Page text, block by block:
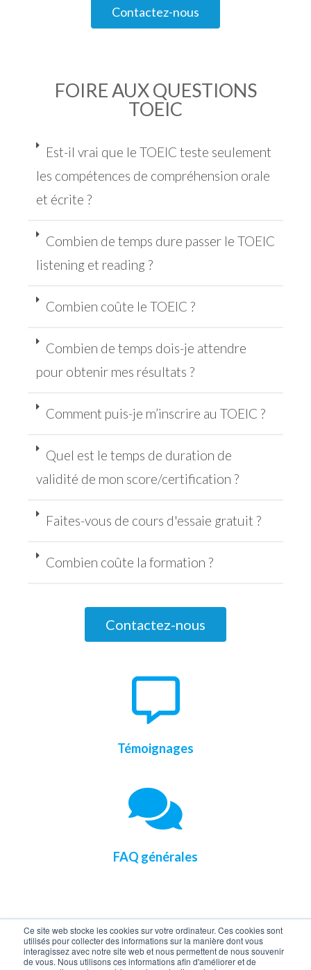
Ce site web stocke les cookies sur votre ordinateur. Ces cookies sont
utilisés pour collecter des informations sur la manière dont vous
interagissez avec notre site web et nous permettent de nous souvenir
de vous. Nous utilisons ces informations afin d'améliorer et de
Contactez-nous
FOIRE AUX QUESTIONS
TOEIC
Est-il vrai que le TOEIC teste seulement
les compétences de compréhension orale
et écrite ?
Combien de temps dure passer le TOEIC
listening et reading ?
Combien coûte le TOEIC ?
Combien de temps dois-je attendre
pour obtenir mes résultats ?
Comment puis-je m’inscrire au TOEIC ?
Quel est le temps de duration de
validité de mon score/certification ?
Faites-vous de cours d'essaie gratuit ?
Combien coûte la formation ?
Contactez-nous
Témoignages
FAQ générales